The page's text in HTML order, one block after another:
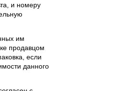
и номеру
им
продавцом
если
данного